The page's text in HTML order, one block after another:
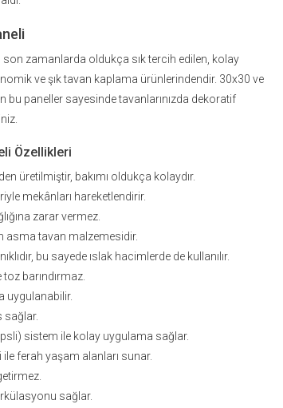
, son zamanlarda oldukça sık tercih edilen, kolay
ve şık tavan kaplama ürünlerindendir. 30x30 ve
bu paneller sayesinde tavanlarınızda dekoratif
Özellikleri
üretilmiştir, bakımı oldukça kolaydır.
mekânları hareketlendirir.
zarar vermez.
asma tavan malzemesidir.
bu sayede ıslak hacimlerde de kullanılır.
barındırmaz.
uygulanabilir.
sağlar.
sistem ile kolay uygulama sağlar.
ile ferah yaşam alanları sunar.
sağlar.